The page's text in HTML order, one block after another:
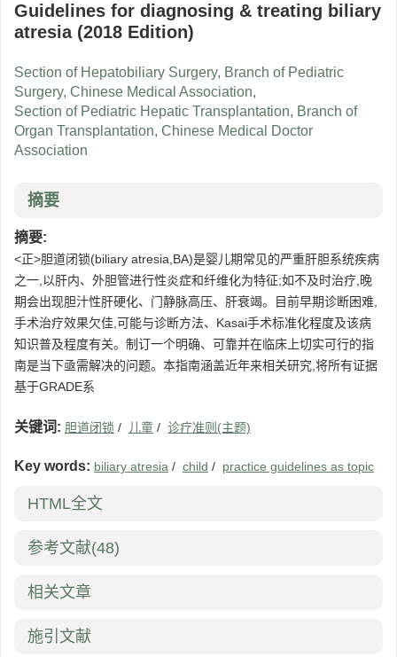
Guidelines for diagnosing & treating biliary
atresia (2018 Edition)
Section of Hepatobiliary Surgery, Branch of Pediatric
Surgery, Chinese Medical Association,
Section of Pediatric Hepatic Transplantation, Branch of
Organ Transplantation, Chinese Medical Doctor
Association
摘要
摘要:
<正>胆道闭锁(biliary atresia,BA)是婴儿期常见的严重肝胆系统疾病
之一,以肝内、外胆管进行性炎症和纤维化为特征;如不及时治疗,晚
期会出现胆汁性肝硬化、门静脉高压、肝衰竭。目前早期诊断困难,
手术治疗效果欠佳,可能与诊断方法、Kasai手术标准化程度及该病
知识普及程度有关。制订一个明确、可靠并在临床上切实可行的指
南是当下亟需解决的问题。本指南涵盖近年来相关研究,将所有证据
基于GRADE系
关键词: 胆道闭锁 / 儿童 / 诊疗准则(主题)
Key words: biliary atresia / child / practice guidelines as topic
HTML全文
参考文献(48)
相关文章
施引文献